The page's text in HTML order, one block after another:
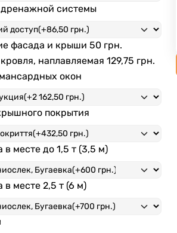
системы
фасада и крыши50 грн.
наплавляемая129,75 грн.
окон
покрытия
в месте до 1,5 т (3,5 м)
в месте 2,5 т (6 м)